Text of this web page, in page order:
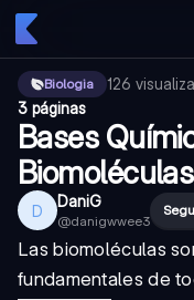
Biologia 126
3 páginas
Bases
D DaniG
@danigwwee3
Las biomoléculas
fundamentales de